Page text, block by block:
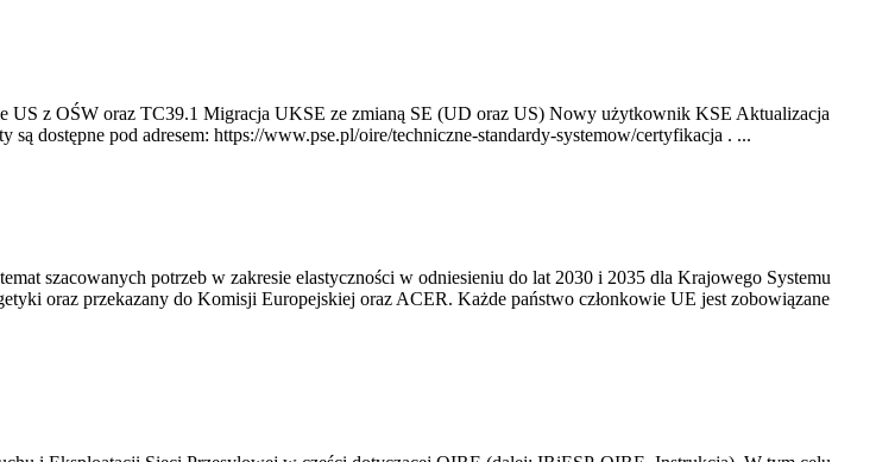
z OŚW oraz TC39.1 Migracja UKSE ze zmianą SE (UD oraz US) Nowy użytkownik KSE Aktualizacja
dostępne pod adresem: https://www.pse.pl/oire/techniczne-standardy-systemow/certyfikacja . ...
szacowanych potrzeb w zakresie elastyczności w odniesieniu do lat 2030 i 2035 dla Krajowego Systemu
oraz przekazany do Komisji Europejskiej oraz ACER. Każde państwo członkowie UE jest zobowiązane